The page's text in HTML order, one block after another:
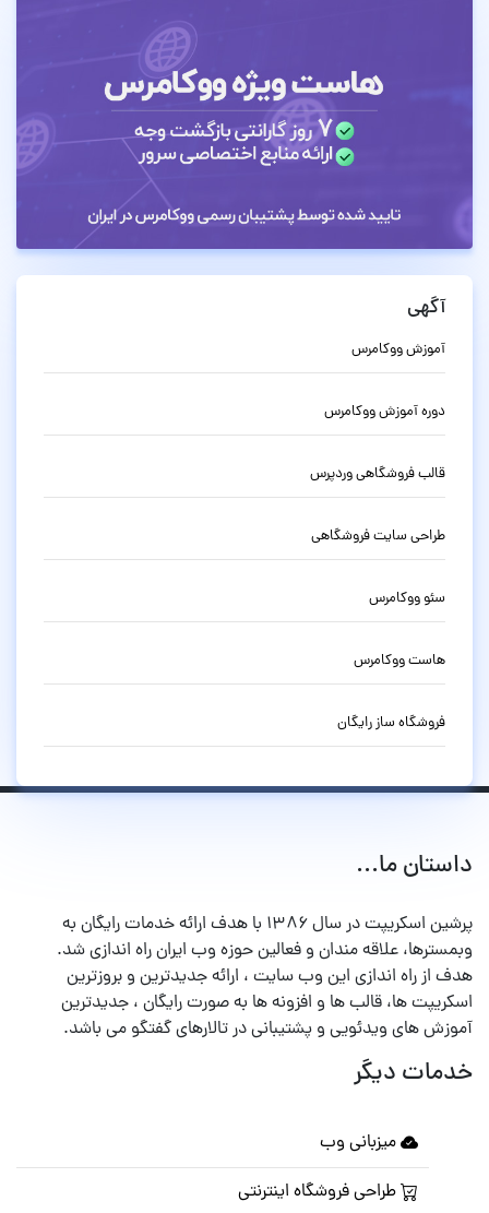
آگهی
آموزش ووکامرس
دوره آموزش ووکامرس
قالب فروشگاهی وردپرس
طراحی سایت فروشگاهی
سئو ووکامرس
هاست ووکامرس
فروشگاه ساز رایگان
داستان ما...
پرشین اسکریپت در سال ۱۳۸۶ با هدف ارائه خدمات رایگان به
وبمسترها، علاقه مندان و فعالین حوزه وب ایران راه اندازی شد.
هدف از راه اندازی این وب سایت ، ارائه جدیدترین و بروزترین
اسکریپت ها، قالب ها و افزونه ها به صورت رایگان ، جدیدترین
آموزش های ویدئویی و پشتیبانی در تالارهای گفتگو می باشد.
خدمات دیگر
میزبانی وب
طراحی فروشگاه اینترنتی